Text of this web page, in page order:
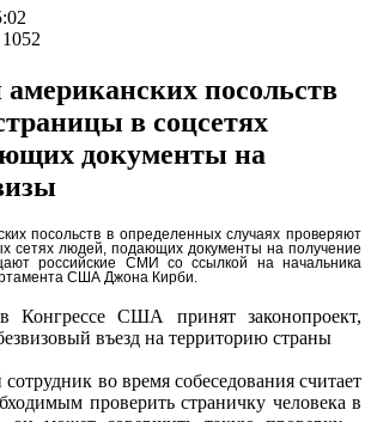
посольств
в соцсетях
документы на
посольств в определенных случаях проверяют
сетях людей, подающих документы на получение
российские СМИ со ссылкой на начальника
США Джона Кирби.
Конгрессе США принят законопроект,
въезд на территорию страны
во время собеседования считает
проверить страничку человека в